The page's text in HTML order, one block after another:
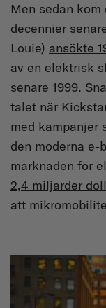
Men sedan
decennier
Louie) ansökte
av en elektrisk
senare 1999.
talet när
med kampanjer
den moderna e-
marknaden för
2,4 miljarder
att